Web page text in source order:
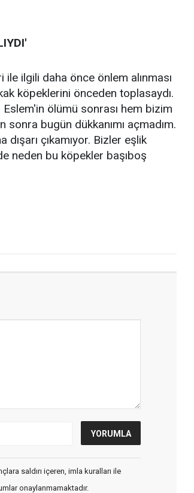
ilgili daha önce önlem alınması
köpeklerini önceden toplasaydı.
ölümü sonrası hem bizim
bugün dükkanımı açmadım.
dışarı çıkamıyor. Bizler eşlik
neden bu köpekler başıboş
saldırı içeren, imla kuralları ile
onaylanmamaktadır.